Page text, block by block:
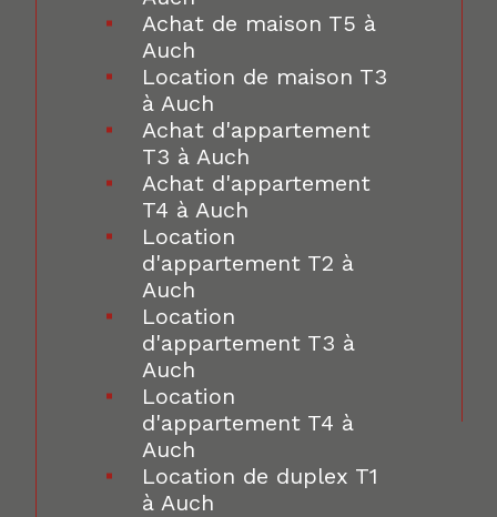
Achat de maison T5 à
Auch
Location de maison T3
à Auch
Achat d'appartement
T3 à Auch
Achat d'appartement
T4 à Auch
Location
d'appartement T2 à
Auch
Location
d'appartement T3 à
Auch
Location
d'appartement T4 à
Auch
Location de duplex T1
à Auch